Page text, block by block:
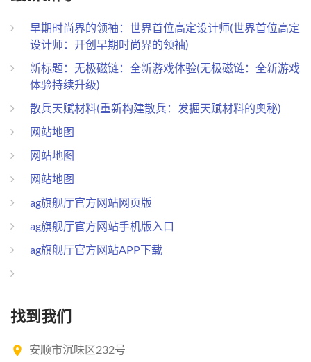
早期时尚界的领袖：世界首位高定设计师(世界首位高定
设计师：开创早期时尚界的领袖)
新标题：无极磁链：全新游戏体验(无极磁链：全新游戏
体验持续升级)
散兵天赋材料(重新构建散兵：发掘天赋材料的奥秘)
网站地图
网站地图
网站地图
ag旗舰厅官方网站网页版
ag旗舰厅官方网站手机版入口
ag旗舰厅官方网站APP下载
找到我们
安顺市沉味区232号